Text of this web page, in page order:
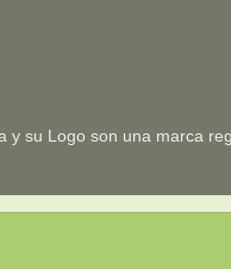
y su Logo son una marca